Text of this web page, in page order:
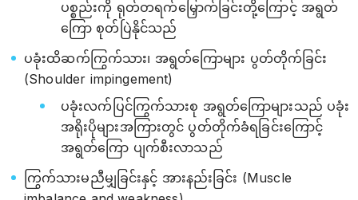
ပစ္စည်းကို ရုတ်တရက်မြှောက်ခြင်းတို့ကြောင့် အရွတ်
ကြော စုတ်ပြဲနိုင်သည်
ပခုံးထိဆက်ကြွက်သား၊ အရွတ်ကြောများ ပွတ်တိုက်ခြင်း
(Shoulder impingement)
ပခုံးလက်ပြင်ကြွက်သားစု အရွတ်ကြောများသည် ပခုံး
အရိုးပိုများအကြားတွင် ပွတ်တိုက်ခံရခြင်းကြောင့်
အရွတ်ကြော ပျက်စီးလာသည်
ကြွက်သားမညီမျှခြင်းနှင့် အားနည်းခြင်း (Muscle